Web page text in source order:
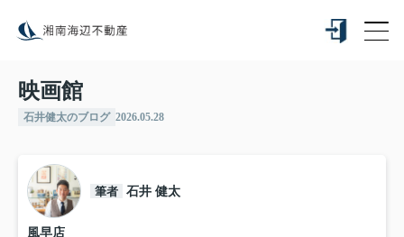
映画館
石井健太のブログ 2026.05.28
筆者 石井 健太
風早店